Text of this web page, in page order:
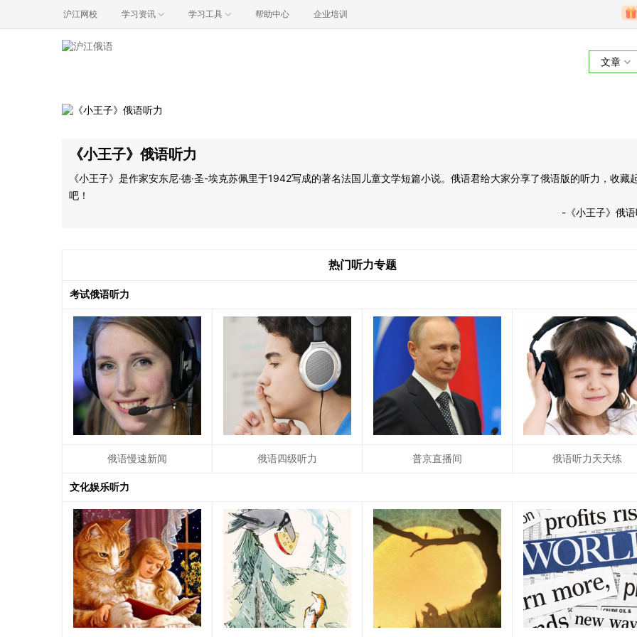
沪江网校 学习资讯 学习工具 帮助中心 企业培训
文章
《小王子》俄语听力
《小王子》是作家安东尼·德·圣-埃克苏佩里于1942写成的著名法国儿童文学短篇小说。俄语君给大家分享了俄语版的听力，收藏
吧！
-《小王子》俄
热门听力专题
考试俄语听力
俄语慢速新闻 俄语四级听力 普京直播间 俄语听力天天练
文化娱乐听力